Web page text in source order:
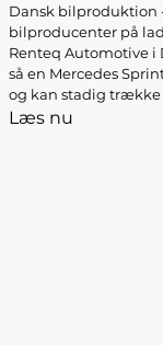
Dansk bilproduktion
bilproducenter på
Renteq Automotive
så en Mercedes
og kan stadig
Læs nu